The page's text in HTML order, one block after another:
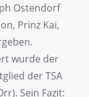
Ostendorf
Prinz Kai,
wurde der
der TSA
Sein Fazit: